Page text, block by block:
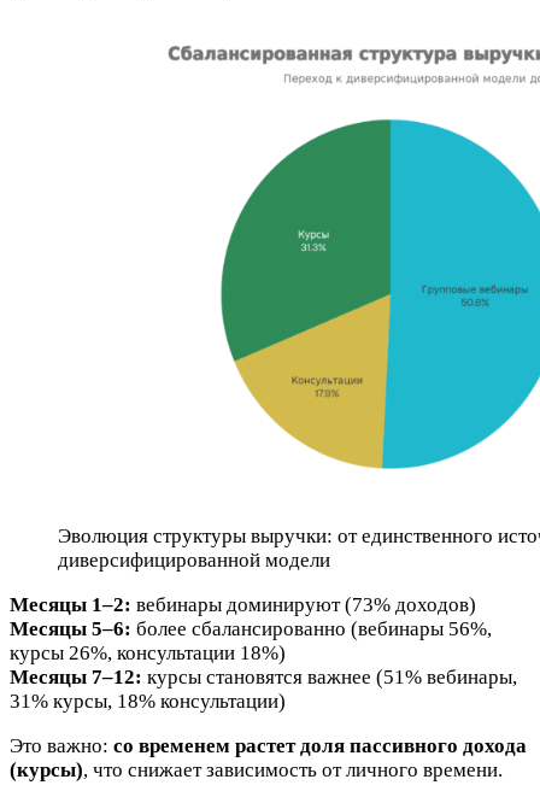
Эволюция структуры выручки: от единственного
диверсифицированной модели
Месяцы 1–2: вебинары доминируют (73% доходов)
Месяцы 5–6: более сбалансированно (вебинары 56%,
курсы 26%, консультации 18%)
Месяцы 7–12: курсы становятся важнее (51% вебинары,
31% курсы, 18% консультации)
Это важно: со временем растет доля пассивного дохода
(курсы), что снижает зависимость от личного времени.